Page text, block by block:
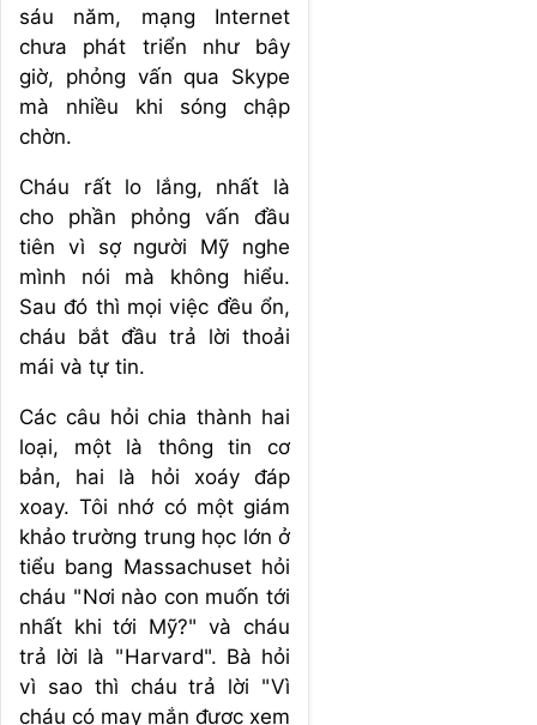
sáu năm, mạng Internet
chưa phát triển như bây
giờ, phỏng vấn qua Skype
mà nhiều khi sóng chập
chờn.
Cháu rất lo lắng, nhất là
cho phần phỏng vấn đầu
tiên vì sợ người Mỹ nghe
mình nói mà không hiểu.
Sau đó thì mọi việc đều ổn,
cháu bắt đầu trả lời thoải
mái và tự tin.
Các câu hỏi chia thành hai
loại, một là thông tin cơ
bản, hai là hỏi xoáy đáp
xoay. Tôi nhớ có một giám
khảo trường trung học lớn ở
tiểu bang Massachuset hỏi
cháu "Nơi nào con muốn tới
nhất khi tới Mỹ?" và cháu
trả lời là "Harvard". Bà hỏi
vì sao thì cháu trả lời "Vì
cháu có may mắn được xem